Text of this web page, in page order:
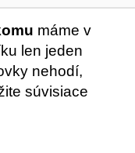
máme v
len jeden
nehodí,
súvisiace